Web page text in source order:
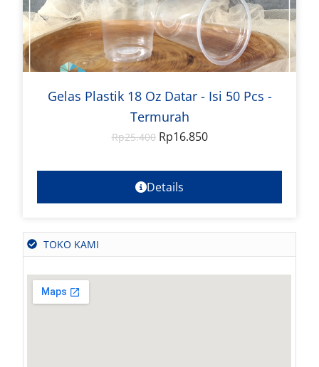
Gelas Plastik 18 Oz Datar - Isi 50 Pcs -
Termurah
Rp25.400 Rp16.850
Details
TOKO KAMI